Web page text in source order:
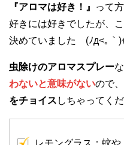
『アロマは好き！』
って
好きには好きでしたが、
決めていました (ﾉд<｡｀)
虫除けのアロマスプレー
わないと意味がないので
をチョイス しちゃってく
レモングラス：蚊